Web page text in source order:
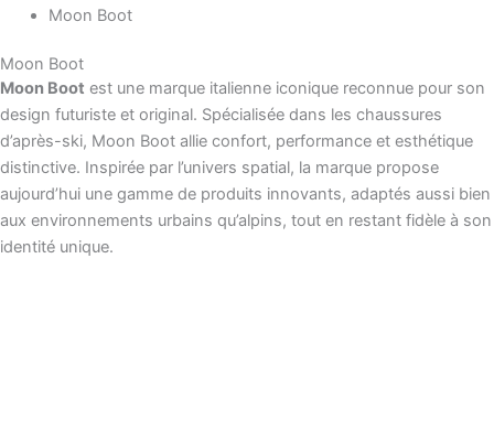
Moon Boot
Moon Boot
Moon Boot est une marque italienne iconique reconnue pour son
design futuriste et original. Spécialisée dans les chaussures
d’après-ski, Moon Boot allie confort, performance et esthétique
distinctive. Inspirée par l’univers spatial, la marque propose
aujourd’hui une gamme de produits innovants, adaptés aussi bien
aux environnements urbains qu’alpins, tout en restant fidèle à son
identité unique.